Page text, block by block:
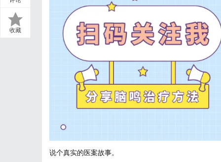
收藏
说个真实的医案故事。